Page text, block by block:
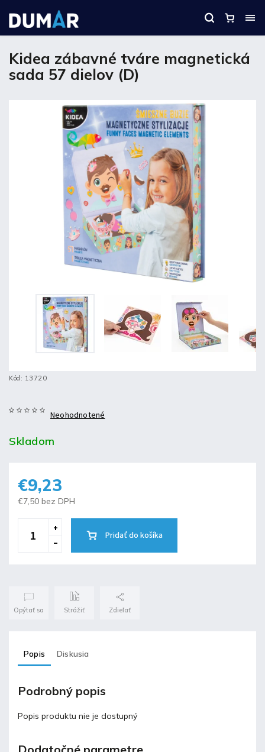
Kidea zábavné tváre magnetická
sada 57 dielov (D)
Kód: 13720
Neohodnotené
Skladom
€9,23
€7,50 bez DPH
Pridať do košíka
Opýtať sa Strážiť Zdieľať
Popis Diskusia
Podrobný popis
Popis produktu nie je dostupný